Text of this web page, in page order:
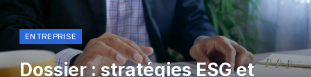
ENTREPRISE
Dossier : stratégies ESG et